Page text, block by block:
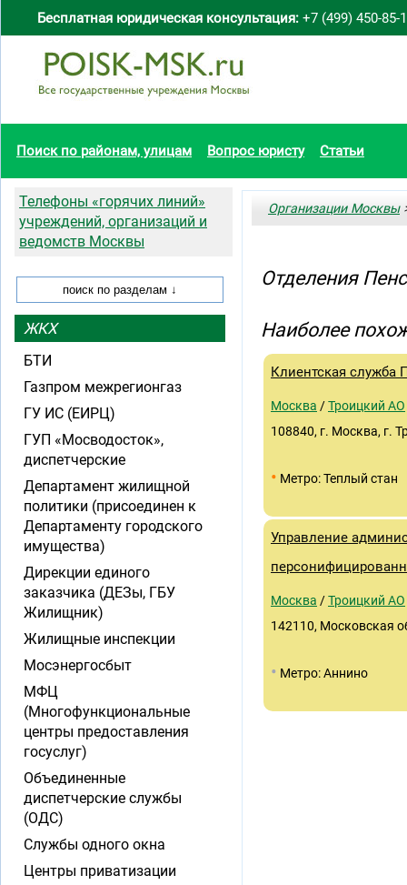
Бесплатная юридическая консультация: +7 (499) 450-85-
Поиск по районам, улицам Вопрос юристу Статьи
Организации Москвы
Отделения
Наиболее
Клиентская служба
Москва /Троицкий АО
108840, г. Москва, г.
• Метро: Теплый стан
Управление
Москва /Троицкий АО
142110, Московская
• Метро: Аннино
Телефоны «горячих линий»
учреждений, организаций и
ведомств Москвы
ЖКХ
БТИ
Газпром межрегионгаз
ГУ ИС (ЕИРЦ)
ГУП «Мосводосток»,
диспетчерские
Департамент жилищной
политики (присоединен к
Департаменту городского
имущества)
Дирекции единого
заказчика (ДЕЗы, ГБУ
Жилищник)
Жилищные инспекции
Мосэнергосбыт
МФЦ
(Многофункциональные
центры предоставления
госуслуг)
Объединенные
диспетчерские службы
(ОДС)
Службы одного окна
Центры приватизации